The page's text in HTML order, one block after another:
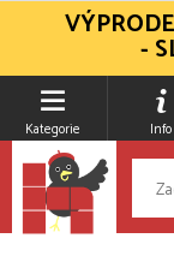
Kategorie Info
-